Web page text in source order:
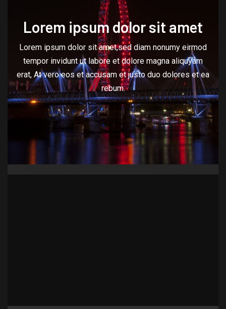
Lorem ipsum dolor sit amet
Lorem ipsum dolor sit amet,sed diam nonumy eirmod
tempor invidunt ut labore et dolore magna aliquyam
erat, At vero eos et accusam et justo duo dolores et ea
rebum.